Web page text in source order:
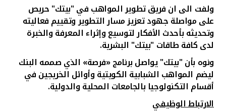
ولفت الى انفريق تطوير المواهب في "بيتك" حريص
على مواصلة جهود تعزيز مسار التطوير وتقييم فعاليته
وتحديثه بأحدث الأفكار لتوسيع وإثراء المعرفة والخبرة
لدى كافة طاقات "بيتك" البشرية.
ونوه بأن "بيتك" يواصل برنامج «فرصة» الذي صممه البنك
ليضم المواهب الشبابية الكويتية وأوائل الخريجين في
أقسام التكنولوجيا بالجامعات المحلية والدولية.
الارتباط الوظيفي